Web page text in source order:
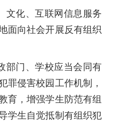
文化、互联网信息服务
面向社会开展反有组织
门、学校应当会同有
罪侵害校园工作机制，
育，增强学生防范有组
学生自觉抵制有组织犯